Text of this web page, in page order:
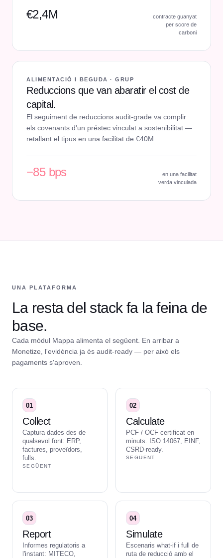
€2,4M
contracte guanyat
per score de
carboni
ALIMENTACIÓ I BEGUDA · GRUP
Reduccions que van abaratir el cost de
capital.
El seguiment de reduccions audit-grade va complir
els covenants d'un préstec vinculat a sostenibilitat —
retallant el tipus en una facilitat de €40M.
−85 bps
en una facilitat
verda vinculada
UNA PLATAFORMA
La resta del stack fa la feina de
base.
Cada mòdul Mappa alimenta el següent. En arribar a
Monetize, l'evidència ja és audit-ready — per això els
pagaments s'aproven.
01
Collect
Captura dades des de
qualsevol font: ERP,
factures, proveïdors,
fulls.
SEGÜENT
02
Calculate
PCF / OCF certificat en
minuts. ISO 14067, EINF,
CSRD-ready.
SEGÜENT
03
Report
Informes regulatoris a
l'instant: MITECO,
04
Simulate
Escenaris what-if i full de
ruta de reducció amb el